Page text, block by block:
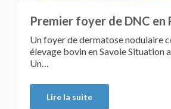
Premier foyer de DNC en
Un foyer de dermatose nodulaire
élevage bovin en Savoie Situation
Un…
Lire la suite